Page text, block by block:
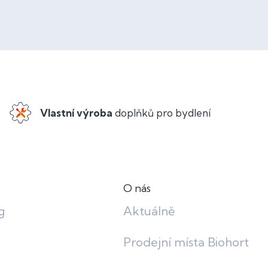
Vlastní výroba doplňků pro bydlení
O nás
Aktuálně
Prodejní místa Biohort